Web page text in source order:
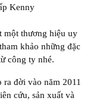
Kenny
một thương hiệu uy
khảo những đặc
công ty nhé.
ra đời vào năm 2011
cứu, sản xuất và